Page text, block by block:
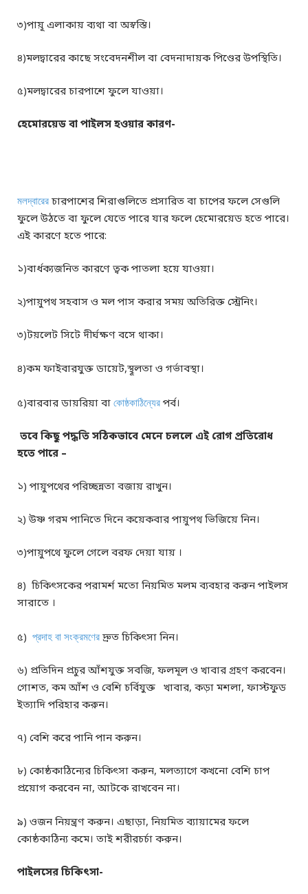
৩)পায়ূ এলাকায় ব্যথা বা অস্বস্তি।
৪)মলদ্বারের কাছে সংবেদনশীল বা বেদনাদায়ক পিণ্ডের উপস্থিতি।
৫)মলদ্বারের চারপাশে ফুলে যাওয়া।
হেমোরয়েড বা পাইলস হওয়ার কারণ-
মলদ্বারের চারপাশের শিরাগুলিতে প্রসারিত বা চাপের ফলে সেগুলি
ফুলে উঠতে বা ফুলে যেতে পারে যার ফলে হেমোরয়েড হতে পারে।
এই কারণে হতে পারে:
১)বার্ধক্যজনিত কারণে ত্বক পাতলা হয়ে যাওয়া।
২)পায়ুপথ সহবাস ও মল পাস করার সময় অতিরিক্ত স্ট্রেনিং।
৩)টয়লেট সিটে দীর্ঘক্ষণ বসে থাকা।
৪)কম ফাইবারযুক্ত ডায়েট,স্থূলতা ও গর্ভাবস্থা।
৫)বারবার ডায়রিয়া বা কোষ্ঠকাঠিন্যের পর্ব।
তবে কিছু পদ্ধতি সঠিকভাবে মেনে চললে এই রোগ প্রতিরোধ
হতে পারে –
১) পায়ুপথের পরিচ্ছন্নতা বজায় রাখুন।
২) উষ্ণ গরম পানিতে দিনে কয়েকবার পায়ুপথ ভিজিয়ে নিন।
৩)পায়ুপথে ফুলে গেলে বরফ দেয়া যায় ।
৪) চিকিৎসকের পরামর্শ মতো নিয়মিত মলম ব্যবহার করুন পাইলস
সারাতে ।
৫) প্রদাহ বা সংক্রমণের দ্রুত চিকিৎসা নিন।
৬) প্রতিদিন প্রচুর আঁশযুক্ত সবজি, ফলমূল ও খাবার গ্রহণ করবেন।
গোশত, কম আঁশ ও বেশি চর্বিযুক্ত খাবার, কড়া মশলা, ফাস্টফুড
ইত্যাদি পরিহার করুন।
৭) বেশি করে পানি পান করুন।
৮) কোষ্ঠকাঠিন্যের চিকিৎসা করুন, মলত্যাগে কখনো বেশি চাপ
প্রয়োগ করবেন না, আটকে রাখবেন না।
৯) ওজন নিয়ন্ত্রণ করুন। এছাড়া, নিয়মিত ব্যায়ামের ফলে
কোষ্ঠকাঠিন্য কমে। তাই শরীরচর্চা করুন।
পাইলসের চিকিৎসা-